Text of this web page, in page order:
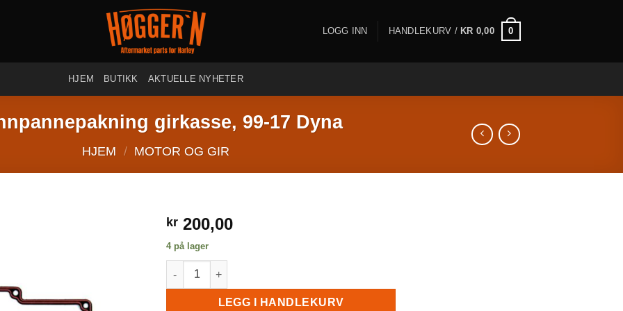
LOGG INN HANDLEKURV / KR 0,00 0
HJEM BUTIKK AKTUELLE NYHETER
girkasse, 99-17 Dyna
HJEM / MOTOR OG GIR
kr 200,00
4 på lager
Bunnpannepakning girkasse, 99-17 Dyna antall
LEGG I HANDLEKURV